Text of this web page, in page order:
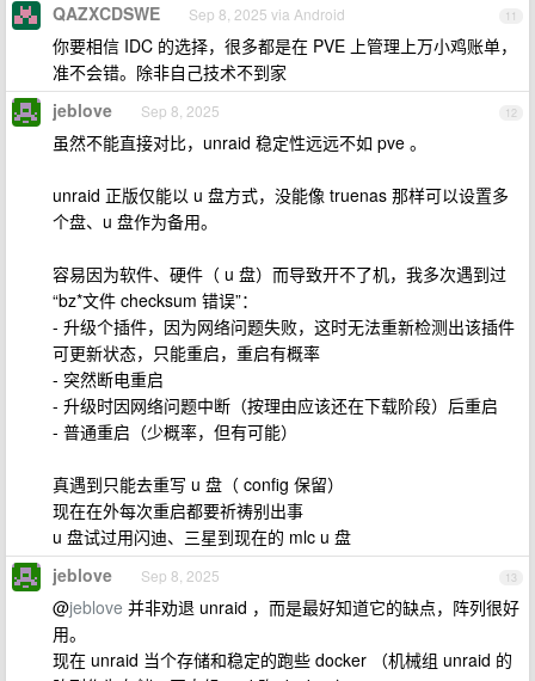
11
QAZXCDSWE Sep 8, 2025 via Android
你要相信 IDC 的选择，很多都是在 PVE 上管理上万小鸡账单，
准不会错。除非自己技术不到家
12
jeblove Sep 8, 2025
虽然不能直接对比，unraid 稳定性远远不如 pve 。
unraid 正版仅能以 u 盘方式，没能像 truenas 那样可以设置多
个盘、u 盘作为备用。
容易因为软件、硬件（ u 盘）而导致开不了机，我多次遇到过
“bz*文件 checksum 错误”：
- 升级个插件，因为网络问题失败，这时无法重新检测出该插件
可更新状态，只能重启，重启有概率
- 突然断电重启
- 升级时因网络问题中断（按理由应该还在下载阶段）后重启
- 普通重启（少概率，但有可能）
真遇到只能去重写 u 盘（ config 保留）
现在在外每次重启都要祈祷别出事
u 盘试过用闪迪、三星到现在的 mlc u 盘
13
jeblove Sep 8, 2025
@jeblove 并非劝退 unraid ，而是最好知道它的缺点，阵列很好
用。
现在 unraid 当个存储和稳定的跑些 docker （机械组 unraid 的